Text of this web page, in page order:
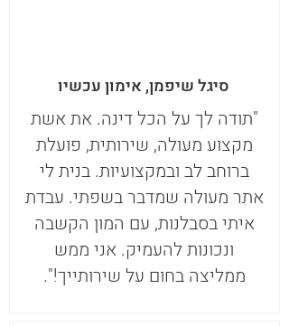
"תודה לך על הכל דינה. את אשת
מקצוע מעולה, שירותית, פועלת
ברוחב לב ובמקצועיות. בנית לי
אתר מעולה שמדבר בשפתי. עבדת
איתי בסבלנות, עם המון הקשבה
ונכונות להעמיק. אני ממש
ממליצה בחום על שירותייך!".
סיגל שיפמן, אימון עכשיו